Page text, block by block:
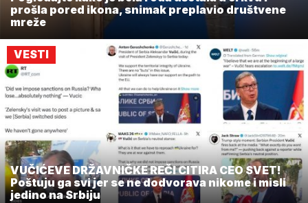
prošla pored ikona, snimak preplavio društvene
mreže
VESTI
VUČIĆEVE DRŽAVNIČKE REČI CITIRA CEO SVET!
Poštuju ga svi jer se ne dodvorava nikome i misli
jedino na Srbiju